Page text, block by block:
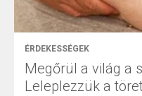
ÉRDEKESSÉGEK
Megőrül a világ a
Leleplezzük a